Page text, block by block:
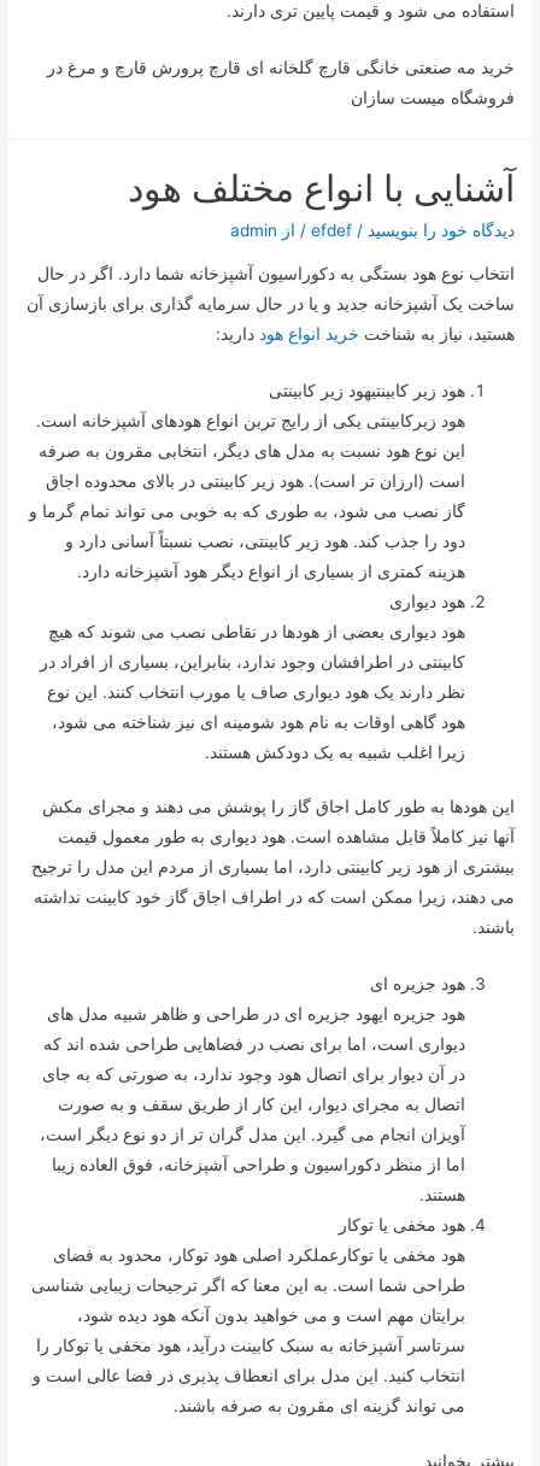
استفاده می شود و قیمت پایین تری دارند.
خرید مه صنعتی خانگی قارچ گلخانه ای قارچ پرورش قارچ و مرغ در
فروشگاه میست سازان
آشنایی با انواع مختلف هود
دیدگاه‌ خود را بنویسید /
efdef / از admin
انتخاب نوع هود بستگی به دکوراسیون آشپزخانه شما دارد. اگر در حال
ساخت یک آشپزخانه جدید و یا در حال سرمایه گذاری برای بازسازی آن
هستید، نیاز به شناخت خرید انواع هود دارید:
هود زیر کابینتیهود زیر کابینتی
هود زیرکابینتی یکی از رایج ترین انواع هودهای آشپزخانه است.
این نوع هود نسبت به مدل های دیگر، انتخابی مقرون به صرفه
است (ارزان تر است). هود زیر کابینتی در بالای محدوده اجاق
گاز نصب می شود، به طوری که به خوبی می تواند تمام گرما و
دود را جذب کند. هود زیر کابینتی، نصب نسبتاً آسانی دارد و
هزینه کمتری از بسیاری از انواع دیگر هود آشپزخانه دارد.
هود دیواری
هود دیواری بعضی از هودها در نقاطی نصب می شوند که هیچ
کابینتی در اطرافشان وجود ندارد، بنابراین، بسیاری از افراد در
نظر دارند یک هود دیواری صاف یا مورب انتخاب کنند. این نوع
هود گاهی اوقات به نام هود شومینه ای نیز شناخته می شود،
زیرا اغلب شبیه به یک دودکش هستند.
این هودها به طور کامل اجاق گاز را پوشش می دهند و مجرای مکش
آنها نیز کاملاً قابل مشاهده است. هود دیواری به طور معمول قیمت
بیشتری از هود زیر کابینتی دارد، اما بسیاری از مردم این مدل را ترجیح
می دهند، زیرا ممکن است که در اطراف اجاق گاز خود کابینت نداشته
باشند.
هود جزیره ای
هود جزیره ایهود جزیره ای در طراحی و ظاهر شبیه مدل های
دیواری است، اما برای نصب در فضاهایی طراحی شده اند که
در آن دیوار برای اتصال هود وجود ندارد، به صورتی که به جای
اتصال به مجرای دیوار، این کار از طریق سقف و به صورت
آویزان انجام می گیرد. این مدل گران تر از دو نوع دیگر است،
اما از منظر دکوراسیون و طراحی آشپزخانه، فوق العاده زیبا
هستند.
هود مخفی یا توکار
هود مخفی یا توکارعملکرد اصلی هود توکار، محدود به فضای
طراحی شما است. به این معنا که اگر ترجیحات زیبایی شناسی
برایتان مهم است و می خواهید بدون آنکه هود دیده شود،
سرتاسر آشپزخانه به سبک کابینت درآید، هود مخفی یا توکار را
انتخاب کنید. این مدل برای انعطاف پذیری در فضا عالی است و
می تواند گزینه ای مقرون به صرفه باشند.
بیشتر بخوانید